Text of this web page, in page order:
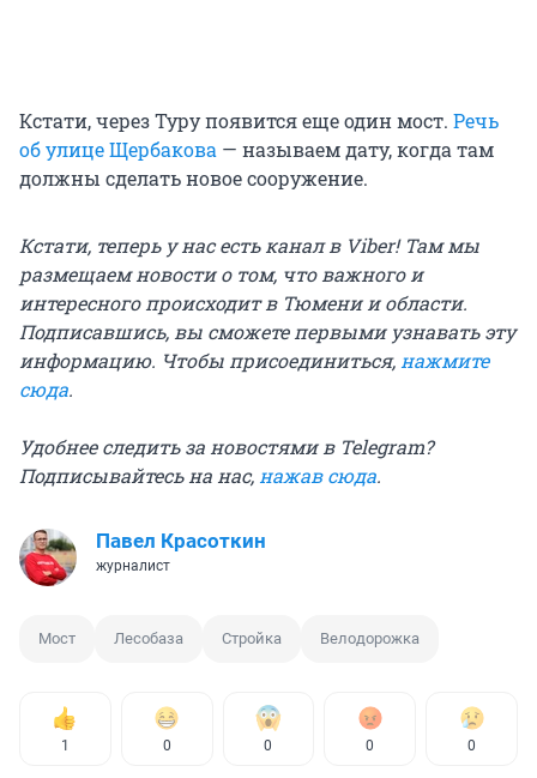
Кстати, через Туру появится еще один мост. Речь
об улице Щербакова — называем дату, когда там
должны сделать новое сооружение.
Кстати, теперь у нас есть канал в Viber! Там мы
размещаем новости о том, что важного и
интересного происходит в Тюмени и области.
Подписавшись, вы сможете первыми узнавать эту
информацию. Чтобы присоединиться, нажмите
сюда.
Удобнее следить за новостями в Telegram?
Подписывайтесь на нас, нажав сюда.
Павел Красоткин
журналист
Мост Лесобаза Стройка Велодорожка
1 0 0 0 0